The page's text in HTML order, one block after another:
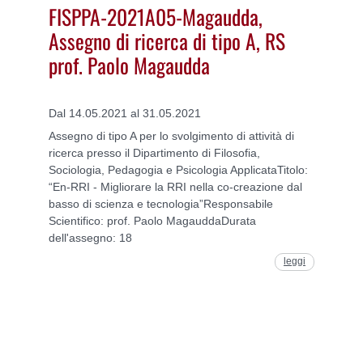
FISPPA-2021A05-Magaudda,
Assegno di ricerca di tipo A, RS
prof. Paolo Magaudda
Dal 14.05.2021 al 31.05.2021
Assegno di tipo A per lo svolgimento di attività di
ricerca presso il Dipartimento di Filosofia,
Sociologia, Pedagogia e Psicologia ApplicataTitolo:
“En-RRI - Migliorare la RRI nella co-creazione dal
basso di scienza e tecnologia”Responsabile
Scientifico: prof. Paolo MagauddaDurata
dell'assegno: 18
leggi